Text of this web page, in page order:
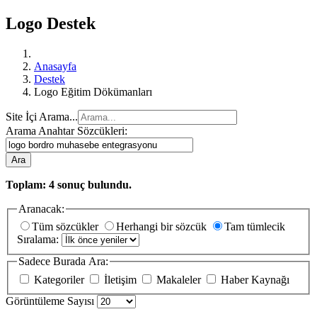
Logo Destek
Anasayfa
Destek
Logo Eğitim Dökümanları
Site İçi Arama...
Arama Anahtar Sözcükleri:
Ara
Toplam: 4 sonuç bulundu.
Aranacak:
Tüm sözcükler
Herhangi bir sözcük
Tam tümlecik
Sıralama:
Sadece Burada Ara:
Kategoriler
İletişim Makaleler
Haber Kaynağı
Görüntüleme Sayısı